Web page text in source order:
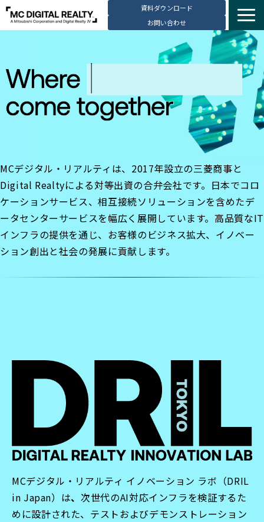
資料ダウンロード
お問い合わせ
選ばれる理由
導入事例
お知らせ
会社・採用情報
MCデジタル・リアルティは、2017年設立の三菱商事と
Digital Realtyによる対等出資の合弁会社です。日本でコロ
ケーションサービス、相互接続ソリューションを含めたデ
ータセンターサービスを幅広く展開しています。高品質なIT
インフラの提供を通じ、お客様のビジネス拡大、イノベー
ション創出と社会の発展に貢献します。
MCデジタル・リアルティ イノベーション ラボ（DRIL
in Japan）は、次世代のAI対応インフラを検証するた
めに設計された、テストおよびデモンストレーション